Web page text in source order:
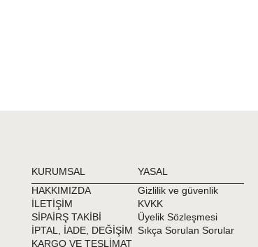
KURUMSAL
HAKKIMIZDA
İLETİŞİM
SİPAİRŞ TAKİBİ
İPTAL, İADE, DEĞİŞİM
KARGO VE TESLİMAT
YASAL
Gizlilik ve güvenlik
KVKK
Üyelik Sözleşmesi
Sıkça Sorulan Sorular